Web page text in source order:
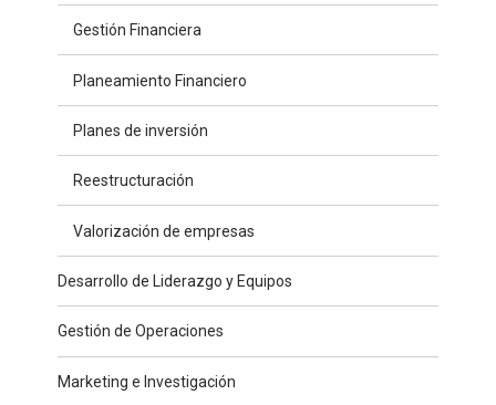
Gestión Financiera
Planeamiento Financiero
Planes de inversión
Reestructuración
Valorización de empresas
Desarrollo de Liderazgo y Equipos
Gestión de Operaciones
Marketing e Investigación